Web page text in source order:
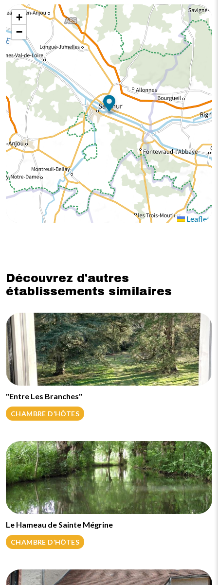
+
−
Leaflet
Découvrez d'autres
établissements similaires
"Entre Les Branches"
CHAMBRE D’HÔTES
Le Hameau de Sainte Mégrine
CHAMBRE D’HÔTES